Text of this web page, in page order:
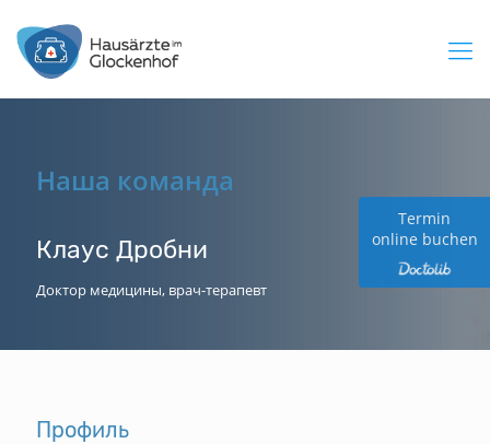
Наша команда
Клаус Дробни
Доктор медицины, врач-терапевт
Профиль
Termin
online buchen